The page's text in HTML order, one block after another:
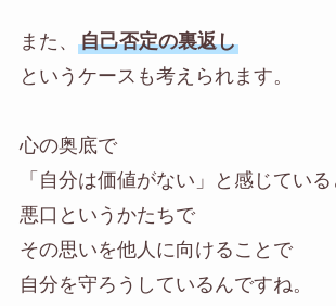
また、 自己否定の裏返し
というケースも考えられます。
心の奥底で
「自分は価値がない」と感じている
悪口というかたちで
その思いを他人に向けることで
自分を守ろうしているんですね。